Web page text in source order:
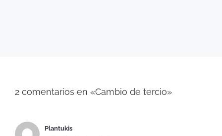
2 comentarios en «Cambio de tercio»
Plantukis